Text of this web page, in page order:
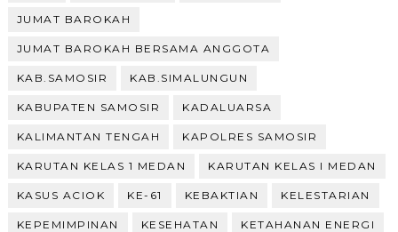
JUMAT BAROKAH
JUMAT BAROKAH BERSAMA ANGGOTA
KAB.SAMOSIR KAB.SIMALUNGUN
KABUPATEN SAMOSIR KADALUARSA
KALIMANTAN TENGAH KAPOLRES SAMOSIR
KARUTAN KELAS 1 MEDAN KARUTAN KELAS I MEDAN
KASUS ACIOK KE-61 KEBAKTIAN KELESTARIAN
KEPEMIMPINAN KESEHATAN KETAHANAN ENERGI